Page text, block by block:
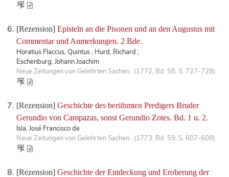
[Rezension] Episteln an die Pisonen und an den Augustus mit
Commentar und Anmerkungen. 2 Bde.
Horatius Flaccus, Quintus ; Hurd, Richard ;
Eschenburg, Johann Joachim
Neue Zeitungen von Gelehrten Sachen. (1772, Bd. 58, S. 727-728)
[Rezension] Geschichte des berühmten Predigers Bruder
Gerundio von Campazas, sonst Gerundio Zotes. Bd. 1 u. 2.
Isla, José Francisco de
Neue Zeitungen von Gelehrten Sachen. (1773, Bd. 59, S. 607-608)
[Rezension] Geschichte der Entdeckung und Eroberung der